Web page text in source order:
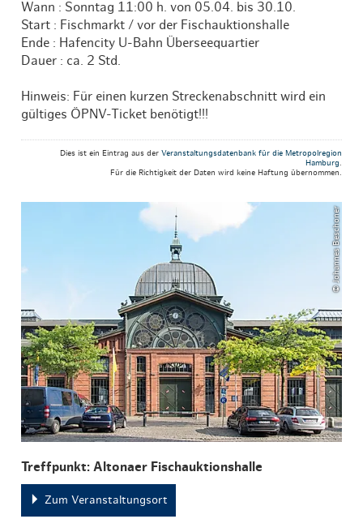
Wann : Sonntag 11:00 h. von 05.04. bis 30.10.
Start : Fischmarkt / vor der Fischauktionshalle
Ende : Hafencity U-Bahn Überseequartier
Dauer : ca. 2 Std.
Hinweis: Für einen kurzen Streckenabschnitt wird ein
gültiges ÖPNV-Ticket benötigt!!!
Dies ist ein Eintrag aus der Veranstaltungsdatenbank für die Metropolregion
Hamburg.
Für die Richtigkeit der Daten wird keine Haftung übernommen.
© Johannes Beschoner
Treffpunkt: Altonaer Fischauktionshalle
Zum Veranstaltungsort